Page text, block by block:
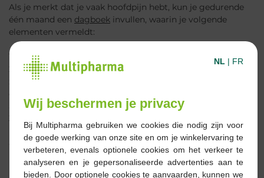
Als je merkt dat je vaak hoofdpijn hebt, kun je gedurende
één maand een dagboek invullen, waarin je volgende
elementen vermeldt:
1. de dagen waarop je hoofdpijn hebt;
2. hoelang de hoofdpijn duurt en wat de kenmerken ervan
zijn (eenzijdige hoofdpijn, occipitale pijn dat wil zeggen aan
aangezichtspijn enz.);
3. alle symptomen die ermee verband houden
(misselijkheid, braken, fotofobie enz.);
4. welke geneesmiddelen je neemt om de pijn te verlichten.
Raadpleeg na 1 maand een arts als je meer dan 10
NL | FR
Wij beschermen je privacy
Bij Multipharma gebruiken we cookies die nodig zijn voor
de goede werking van onze site en om je winkelervaring te
verbeteren, evenals optionele cookies om het verkeer te
analyseren en je gepersonaliseerde advertenties aan te
bieden. Door optionele cookies te aanvaarden, kunnen we